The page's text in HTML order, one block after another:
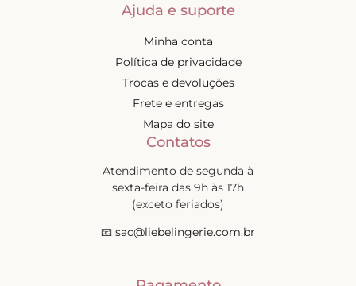
Ajuda e suporte
Minha conta
Política de privacidade
Trocas e devoluções
Frete e entregas
Mapa do site
Contatos
Atendimento de segunda à
sexta-feira das 9h às 17h
(exceto feriados)
📧 sac@liebelingerie.com.br